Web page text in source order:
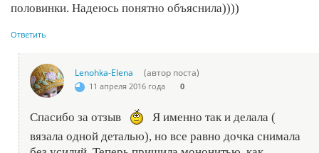
половинки. Надеюсь понятно объяснила))))
Ответить
Lenohka-Elena (автор поста)
11 апреля 2016 года 0
Спасибо за отзыв
Я именно так и делала (
вязала одной деталью), но все равно дочка снимала